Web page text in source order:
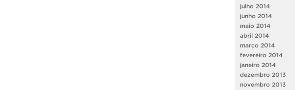
julho 2014
junho 2014
maio 2014
abril 2014
março 2014
fevereiro 2014
janeiro 2014
dezembro 2013
novembro 2013